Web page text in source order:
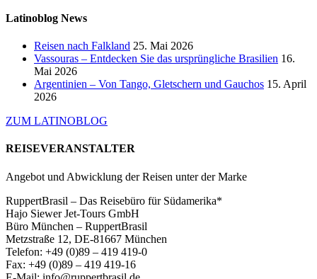
Latinoblog News
Reisen nach Falkland 25. Mai 2026
Vassouras – Entdecken Sie das ursprüngliche Brasilien 16.
Mai 2026
Argentinien – Von Tango, Gletschern und Gauchos 15. April
2026
ZUM LATINOBLOG
REISEVERANSTALTER
Angebot und Abwicklung der Reisen unter der Marke
RuppertBrasil – Das Reisebüro für Südamerika*
Hajo Siewer Jet-Tours GmbH
Büro München – RuppertBrasil
Metzstraße 12, DE-81667 München
Telefon: +49 (0)89 – 419 419-0
Fax: +49 (0)89 – 419 419-16